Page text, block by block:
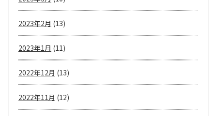
2023年2月 (13)
2023年1月 (11)
2022年12月 (13)
2022年11月 (12)